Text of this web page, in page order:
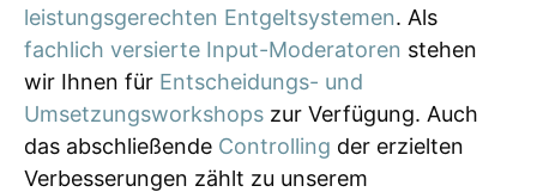
leistungsgerechten Entgeltsystemen. Als
fachlich versierte Input-Moderatoren stehen
wir Ihnen für Entscheidungs- und
Umsetzungsworkshops zur Verfügung. Auch
das abschließende Controlling der erzielten
Verbesserungen zählt zu unserem